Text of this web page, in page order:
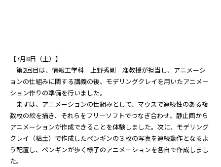
【7月8日（土）】
第2回目は、情報工学科 上野秀剛 准教授が担当し、アニメーシ
ョンの仕組みに関する講義の後、モデリングクレイを用いたアニメー
ション作りの準備を行いました。
まずは、アニメーションの仕組みとして、マウスで連続性のある複
数枚の絵を描き、それらをフリーソフトでつなぎ合わせ、静止画から
アニメーションが作成できることを体験しました。次に、モデリング
クレイ（粘土）で作成したペンギンの３枚の写真を連続動作となるよ
う配置し、ペンギンが歩く様子のアニメーションを各自で作成しまし
た。